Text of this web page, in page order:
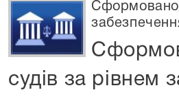
Сформовано
судів за рівнем